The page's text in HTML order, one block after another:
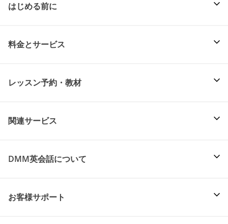
はじめる前に
料金とサービス
レッスン予約・教材
関連サービス
DMM英会話について
お客様サポート